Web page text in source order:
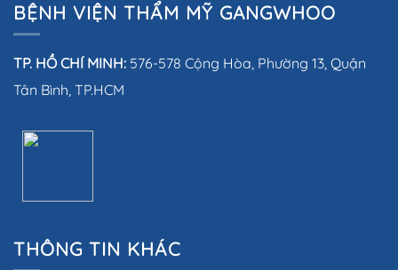
BỆNH VIỆN THẨM MỸ GANGWHOO
TP. HỒ CHÍ MINH: 576-578 Cộng Hòa, Phường 13, Quận
Tân Bình, TP.HCM
THÔNG TIN KHÁC